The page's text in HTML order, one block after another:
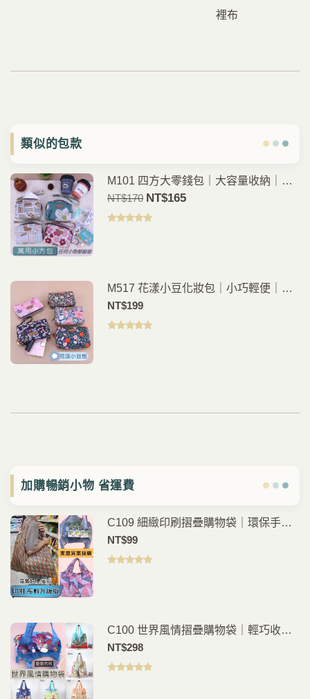
裡布
類似的包款
M101 四方大零錢包｜大容量收納｜簡
約四方造型｜出門隨身包
NT$170 原
價
NT$165目
NT$165。
M517 花漾小豆化妝包｜小巧輕便｜化
妝品收納｜隨身隨手包
NT$199
加購暢銷小物 省運費
C109 細緻印刷摺疊購物袋｜環保手提
袋｜日常購物外出袋｜輕便耐用
NT$99
C100 世界風情摺疊購物袋｜輕巧收納
環保外出袋
NT$298